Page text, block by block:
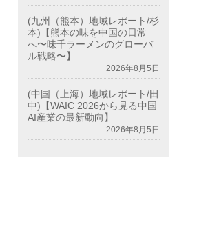
(九州（熊本）地域レポート/杉
本)【熊本の味を中国の日常
へ〜味千ラーメンのグローバ
ル戦略〜】
2026年8月5日
(中国（上海）地域レポート/田
中)【WAIC 2026から見る中国
AI産業の最新動向】
2026年8月5日